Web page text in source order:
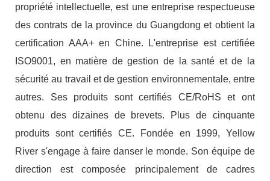
propriété intellectuelle, est une entreprise respectueuse
des contrats de la province du Guangdong et obtient la
certification AAA+ en Chine. L'entreprise est certifiée
ISO9001, en matière de gestion de la santé et de la
sécurité au travail et de gestion environnementale, entre
autres. Ses produits sont certifiés CE/RoHS et ont
obtenu des dizaines de brevets. Plus de cinquante
produits sont certifiés CE. Fondée en 1999, Yellow
River s'engage à faire danser le monde. Son équipe de
direction est composée principalement de cadres